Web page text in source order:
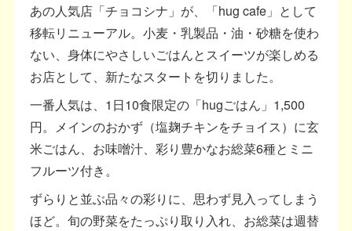
あの人気店「チョコシナ」が、「hug cafe」として
移転リニューアル。小麦・乳製品・油・砂糖を使わ
ない、身体にやさしいごはんとスイーツが楽しめる
お店として、新たなスタートを切りました。
一番人気は、1日10食限定の「hugごはん」1,500
円。メインのおかず（塩麹チキンをチョイス）に玄
米ごはん、お味噌汁、彩り豊かなお総菜6種とミニ
フルーツ付き。
ずらりと並ぶ品々の彩りに、思わず見入ってしまう
ほど。旬の野菜をたっぷり取り入れ、お総菜は週替